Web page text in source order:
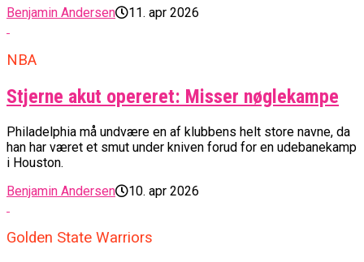
Benjamin Andersen
11. apr 2026
NBA
Stjerne akut opereret: Misser nøglekampe
Philadelphia må undvære en af klubbens helt store navne, da
han har været et smut under kniven forud for en udebanekamp
i Houston.
Benjamin Andersen
10. apr 2026
Golden State Warriors